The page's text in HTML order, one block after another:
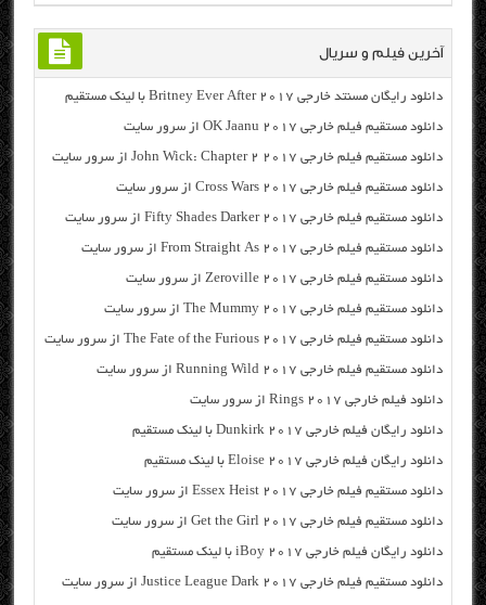
آخرین فیلم و سریال
دانلود رایگان مسنتد خارجی Britney Ever After 2017 با لینک مستقیم
دانلود مستقیم فیلم خارجی OK Jaanu 2017 از سرور سایت
دانلود مستقیم فیلم خارجی John Wick: Chapter 2 2017 از سرور سایت
دانلود مستقیم فیلم خارجی Cross Wars 2017 از سرور سایت
دانلود مستقیم فیلم خارجی Fifty Shades Darker 2017 از سرور سایت
دانلود مستقیم فیلم خارجی From Straight As 2017 از سرور سایت
دانلود مستقیم فیلم خارجی Zeroville 2017 از سرور سایت
دانلود مستقیم فیلم خارجی The Mummy 2017 از سرور سایت
دانلود مستقیم فیلم خارجی The Fate of the Furious 2017 از سرور سایت
دانلود مستقیم فیلم خارجی Running Wild 2017 از سرور سایت
دانلود فیلم خارجی Rings 2017 از سرور سایت
دانلود رایگان فیلم خارجی Dunkirk 2017 با لینک مستقیم
دانلود رایگان فیلم خارجی Eloise 2017 با لینک مستقیم
دانلود مستقیم فیلم خارجی Essex Heist 2017 از سرور سایت
دانلود مستقیم فیلم خارجی Get the Girl 2017 از سرور سایت
دانلود رایگان فیلم خارجی iBoy 2017 با لینک مستقیم
دانلود مستقیم فیلم خارجی Justice League Dark 2017 از سرور سایت